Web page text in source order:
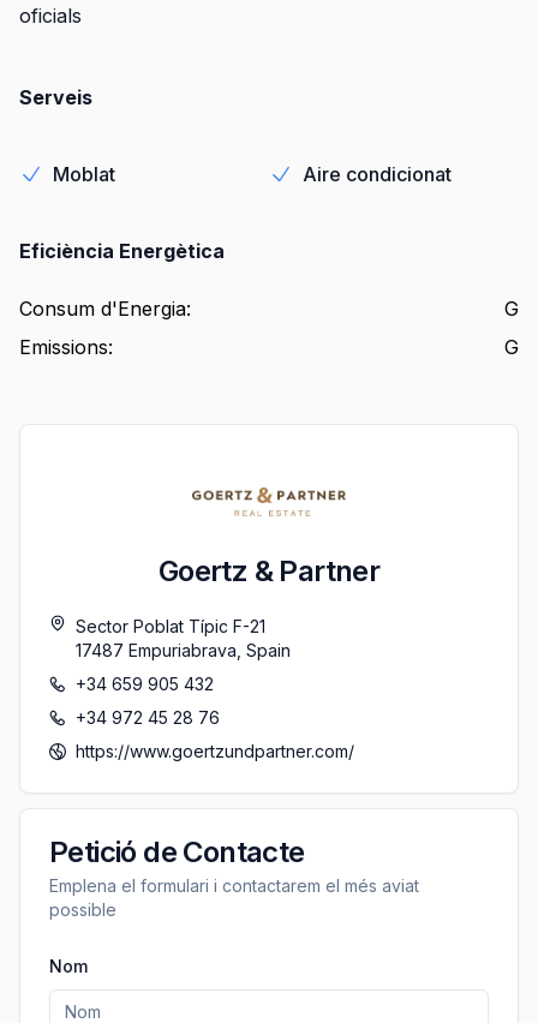
oficials
Serveis
Moblat Aire condicionat
Eficiència Energètica
Consum d'Energia:
G
Emissions: G
Goertz & Partner
Sector Poblat Típic F-21
17487 Empuriabrava Spain
+34 659 905 432
+34 972 45 28 76
https://www.goertzundpartner.com/
Petició de Contacte
Emplena el formulari i contactarem el més aviat
possible
Nom